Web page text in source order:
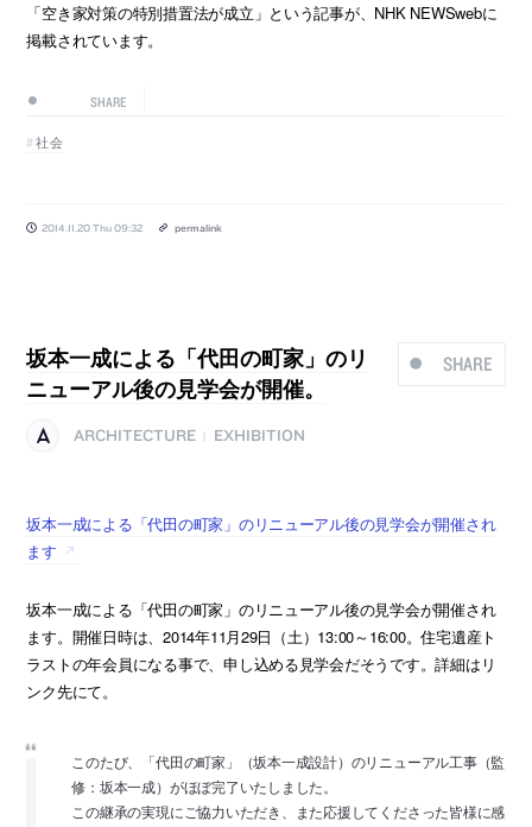
「空き家対策の特別措置法が成立」という記事が、NHK NEWSwebに
掲載されています。
SHARE
社会
2014.11.20 Thu 09:32 permalink
SHARE
坂本一成による「代田の町家」のリ
ニューアル後の見学会が開催。
ARCHITECTURE EXHIBITION
坂本一成による「代田の町家」のリニューアル後の見学会が開催され
ます
坂本一成による「代田の町家」のリニューアル後の見学会が開催され
ます。開催日時は、2014年11月29日（土）13:00～16:00。住宅遺産ト
ラストの年会員になる事で、申し込める見学会だそうです。詳細はリ
ンク先にて。
このたび、「代田の町家」（坂本一成設計）のリニューアル工事（監
修：坂本一成）がほぼ完了いたしました。
この継承の実現にご協力いただき、また応援してくださった皆様に感